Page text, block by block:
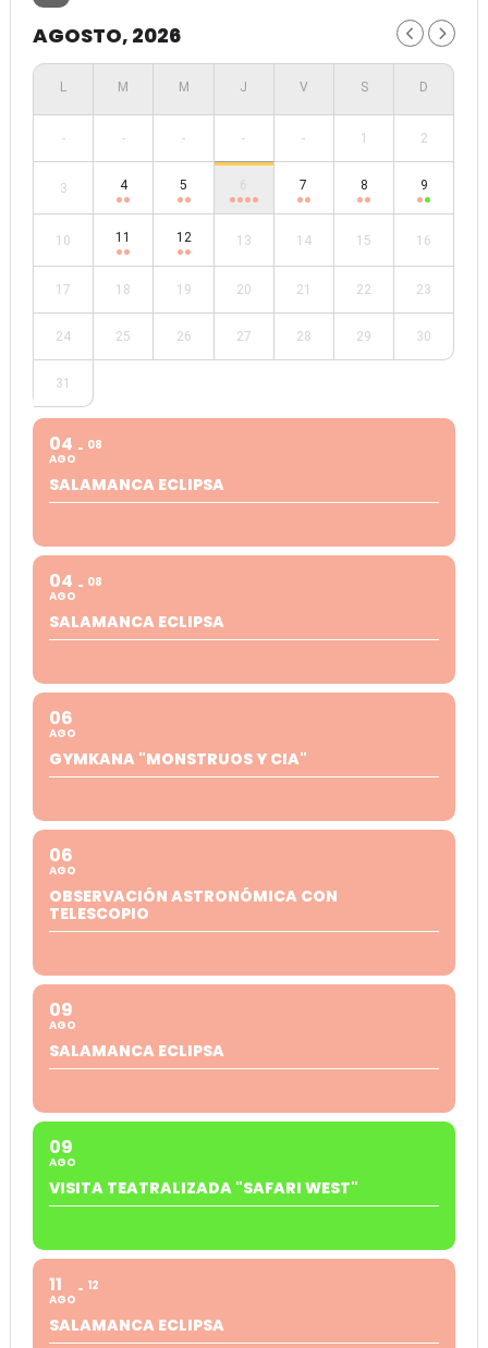
AGOSTO, 2026
- - - - - 1 2
3 4 5 6 7 8 9
10 11 12 13 14 15 16
17 18 19 20 21 22 23
24 25 26 27 28 29 30
31
04
AGO
08
SALAMANCA ECLIPSA
04
AGO
08
SALAMANCA ECLIPSA
06
AGO
GYMKANA "MONSTRUOS Y CIA"
06
AGO
OBSERVACIÓN ASTRONÓMICA CON
TELESCOPIO
09
AGO
SALAMANCA ECLIPSA
09
AGO
VISITA TEATRALIZADA "SAFARI WEST"
11
AGO
12
SALAMANCA ECLIPSA